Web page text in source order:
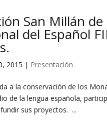
San Millán
del Español
2015 | Presentación
a la conservación de los
de la lengua española,
sus proyectos. ...